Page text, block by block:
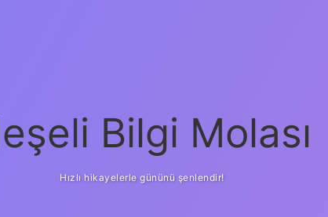
Bilgi Molası
Hızlı hikayelerle gününü şenlendir!